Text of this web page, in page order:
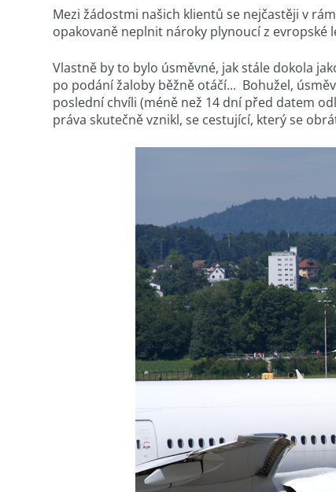
Mezi žádostmi našich klientů se nejčastěji v
opakovaně neplnit nároky plynoucí z evropské
Vlastně by to bylo úsměvné, jak stále dokola
po podání žaloby běžně otáčí... Bohužel,
poslední chvíli (méně než 14 dní před datem
práva skutečně vznikl, se cestující, který se